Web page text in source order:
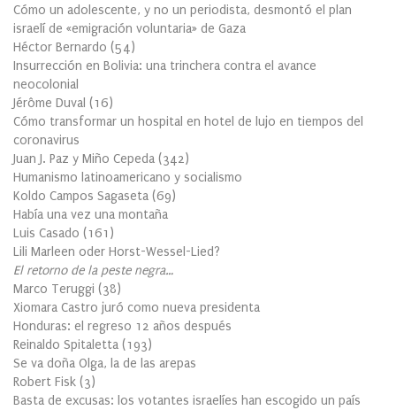
Cómo un adolescente, y no un periodista, desmontó el plan
israelí de «emigración voluntaria» de Gaza
Héctor Bernardo (54)
Insurrección en Bolivia: una trinchera contra el avance
neocolonial
Jérôme Duval (16)
Cómo transformar un hospital en hotel de lujo en tiempos del
coronavirus
Juan J. Paz y Miño Cepeda (342)
Humanismo latinoamericano y socialismo
Koldo Campos Sagaseta (69)
Había una vez una montaña
Luis Casado (161 )
Lili Marleen oder Horst-Wessel-Lied?
El retorno de la peste negra…
Marco Teruggi (38)
Xiomara Castro juró como nueva presidenta
Honduras: el regreso 12 años después
Reinaldo Spitaletta (193)
Se va doña Olga, la de las arepas
Robert Fisk (3)
Basta de excusas: los votantes israelíes han escogido un país